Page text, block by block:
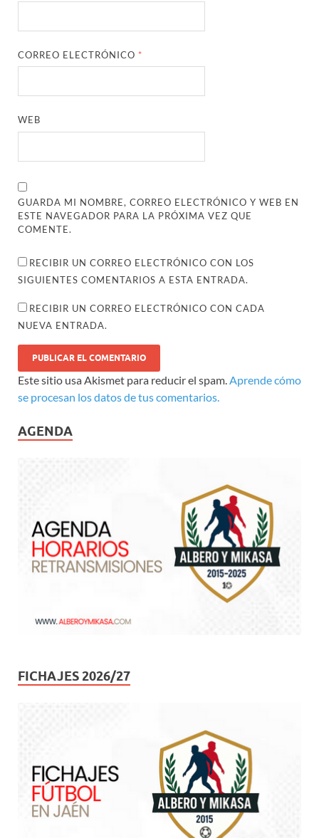
CORREO ELECTRÓNICO *
WEB
GUARDA MI NOMBRE, CORREO ELECTRÓNICO Y WEB EN
ESTE NAVEGADOR PARA LA PRÓXIMA VEZ QUE
COMENTE.
RECIBIR UN CORREO ELECTRÓNICO CON LOS
SIGUIENTES COMENTARIOS A ESTA ENTRADA.
RECIBIR UN CORREO ELECTRÓNICO CON CADA
NUEVA ENTRADA.
Este sitio usa Akismet para reducir el spam. Aprende cómo
se procesan los datos de tus comentarios.
AGENDA
FICHAJES 2026/27